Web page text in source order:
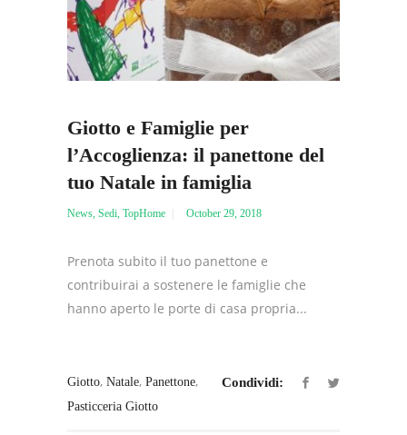
Giotto e Famiglie per
l’Accoglienza: il panettone del
tuo Natale in famiglia
News Sedi TopHome October 29, 2018
Prenota subito il tuo panettone e
contribuirai a sostenere le famiglie che
hanno aperto le porte di casa propria...
Giotto, Natale, Panettone,
Pasticceria Giotto
Condividi: